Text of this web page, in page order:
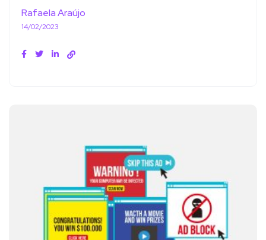
Rafaela Araújo
14/02/2023